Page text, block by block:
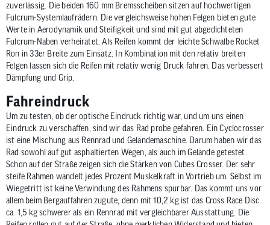
zuverlässig. Die beiden 160 mm Bremsscheiben sitzen auf hochwertigen
Fulcrum-Systemlaufrädern. Die vergleichsweise hohen Felgen bieten gute
Werte in Aerodynamik und Steifigkeit und sind mit gut abgedichteten
Fulcrum-Naben verheiratet. Als Reifen kommt der leichte Schwalbe Rocket
Ron in 33er Breite zum Einsatz. In Kombination mit den relativ breiten
Felgen lassen sich die Reifen mit relativ wenig Druck fahren. Das verbessert
Dämpfung und Grip.
Fahreindruck
Um zu testen, ob der optische Eindruck richtig war, und um uns einen
Eindruck zu verschaffen, sind wir das Rad probe gefahren. Ein Cyclocrosser
ist eine Mischung aus Rennrad und Geländemaschine. Darum haben wir das
Rad sowohl auf gut asphaltierten Wegen, als auch im Gelände getestet.
Schon auf der Straße zeigen sich die Stärken von Cubes Crosser. Der sehr
steife Rahmen wandelt jedes Prozent Muskelkraft in Vortrieb um. Selbst im
Wiegetritt ist keine Verwindung des Rahmens spürbar. Das kommt uns vor
allem beim Bergauffahren zugute, denn mit 10,2 kg ist das Cross Race Disc
ca. 1,5 kg schwerer als ein Rennrad mit vergleichbarer Ausstattung. Die